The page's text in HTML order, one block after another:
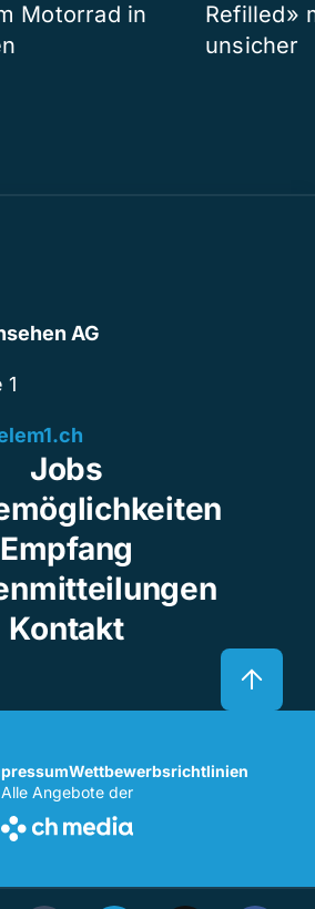
Motorrad in
Refilled»
unsicher
AG
1
Jobs
Empfang
Kontakt
Wettbewerbsrichtlinien
Alle Angebote der